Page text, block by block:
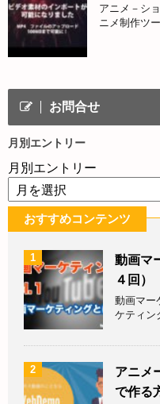
アニメ－シ
ニメ制作ツ
お問合せ
月別エントリー
月別エントリー
おすすめコンテンツ
1
動画マ
４回）
動画マー
ケティン
2
アニメ
で作る